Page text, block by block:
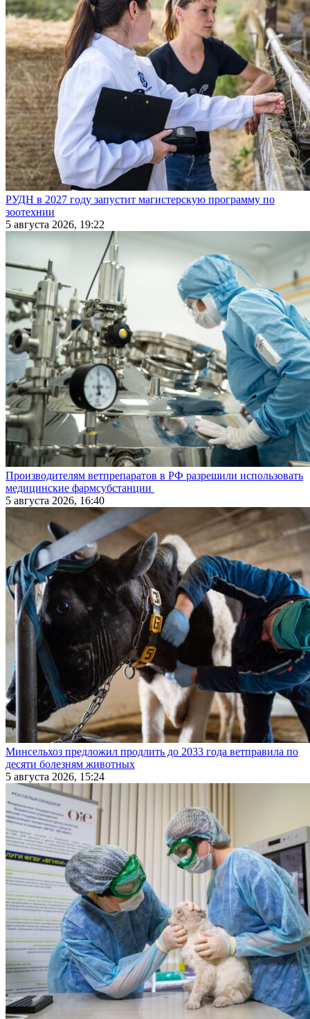
РУДН в 2027 году запустит магистерскую программу по
зоотехнии
5 августа 2026, 19:22
Производителям ветпрепаратов в РФ разрешили использовать
медицинские фармсубстанции
5 августа 2026, 16:40
Минсельхоз предложил продлить до 2033 года ветправила по
десяти болезням животных
5 августа 2026, 15:24